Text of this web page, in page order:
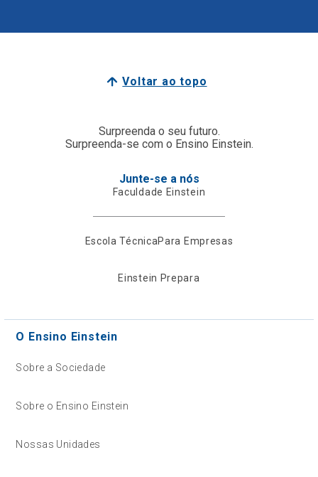
Voltar ao topo
Surpreenda o seu futuro.
Surpreenda-se com o Ensino Einstein.
Junte-se a nós
Faculdade Einstein
Escola TécnicaPara Empresas
Einstein Prepara
O Ensino Einstein
Sobre a Sociedade
Sobre o Ensino Einstein
Nossas Unidades